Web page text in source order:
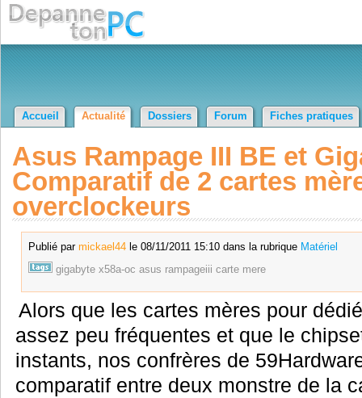
Accueil Actualité Dossiers Forum Fiches pratiques
Asus Rampage III BE et
Comparatif de 2 cartes
overclockeurs
Publié par mickael44le 08/11/2011 15:10 dans la rubrique Matériel
gigabyte x58a-oc asus rampageiii carte mere
Alors que les cartes mères pour
assez peu fréquentes et que le
instants, nos confrères de
comparatif entre deux monstre de la